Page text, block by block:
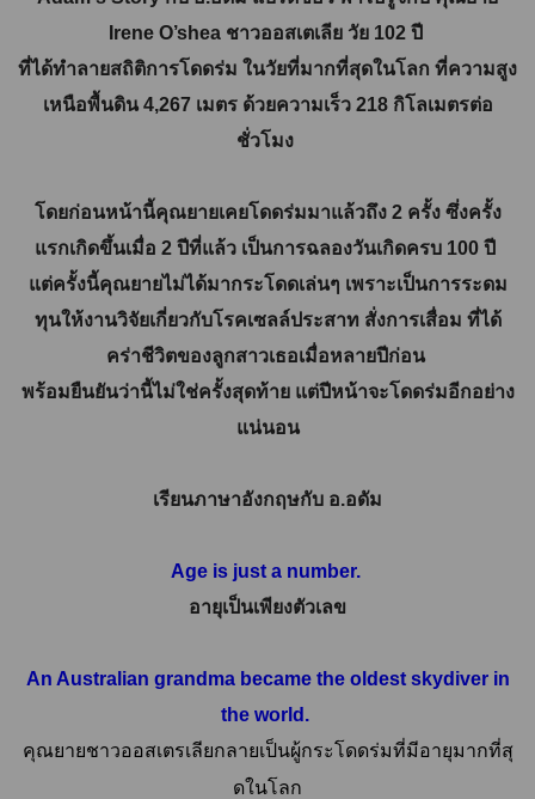
Irene O’shea ชาวออสเตเลีย วัย 102 ปี
ที่ได้ทำลายสถิติการโดดร่ม ในวัยที่มากที่สุดในโลก ที่ความสูง
เหนือพื้นดิน 4,267 เมตร ด้วยความเร็ว 218 กิโลเมตรต่อ
ชั่วโมง
โดยก่อนหน้านี้คุณยายเคยโดดร่มมาแล้วถึง 2 ครั้ง ซึ่งครั้ง
แรกเกิดขึ้นเมื่อ 2 ปีที่แล้ว เป็นการฉลองวันเกิดครบ 100 ปี
แต่ครั้งนี้คุณยายไม่ได้มากระโดดเล่นๆ เพราะเป็นการระดม
ทุนให้งานวิจัยเกี่ยวกับโรคเซลล์ประสาท สั่งการเสื่อม ที่ได้
คร่าชีวิตของลูกสาวเธอเมื่อหลายปีก่อน
พร้อมยืนยันว่านี้ไม่ใช่ครั้งสุดท้าย แต่ปีหน้าจะโดดร่มอีกอย่าง
แน่นอน
เรียนภาษาอังกฤษกับ อ.อดัม
Age is just a number.
อายุเป็นเพียงตัวเลข
An Australian grandma became the oldest skydiver in
the world.
คุณยายชาวออสเตรเลียกลายเป็นผู้กระโดดร่มที่มีอายุมากที่สุ
ดในโลก